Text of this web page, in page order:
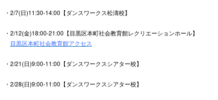
・2/7(日)11:30-14:00【ダンスワークス松濤校】
・2/12(金)18:00-21:00【目黒区本町社会教育館レクリエーションホール】
目黒区本町社会教育館アクセス
・2/21(日)9:00-11:00【ダンスワークスシアター校】
・2/28(日)9:00-11:00【ダンスワークスシアター校】